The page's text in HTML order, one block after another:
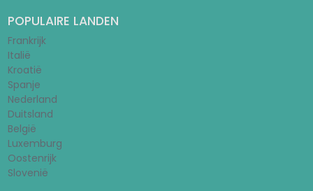
POPULAIRE LANDEN
Frankrijk
Italië
Kroatië
Spanje
Nederland
Duitsland
België
Luxemburg
Oostenrijk
Slovenië